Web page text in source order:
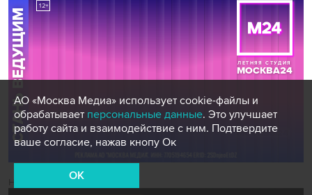
Новости СМИ2
АО «Москва Медиа» использует cookie-файлы и
обрабатывает персональные данные. Это улучшает
работу сайта и взаимодействие с ним. Подтвердите
ваше согласие, нажав кнопу Ок
OK